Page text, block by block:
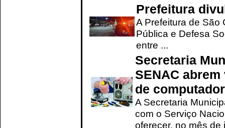
Prefeitura
A Prefeitura de São
Pública e Defesa
entre ...
Secretaria
SENAC
de
A Secretaria
com o Serviço
oferecer, no mês de